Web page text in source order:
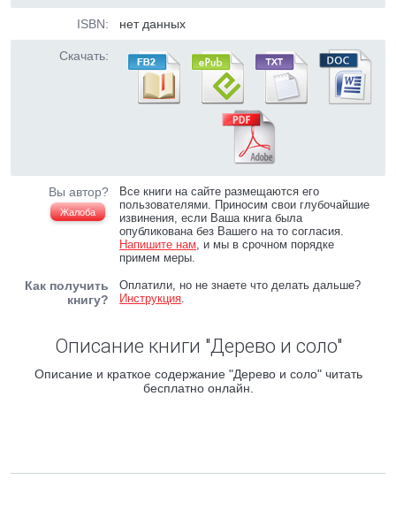
ISBN: нет данных
Скачать:
Вы автор?
Жалоба
Все книги на сайте размещаются его
пользователями. Приносим свои глубочайшие
извинения, если Ваша книга была
опубликована без Вашего на то согласия.
Напишите нам, и мы в срочном порядке
примем меры.
Как получить
книгу?
Оплатили, но не знаете что делать дальше?
Инструкция.
Описание книги "Дерево и соло"
Описание и краткое содержание "Дерево и соло" читать
бесплатно онлайн.